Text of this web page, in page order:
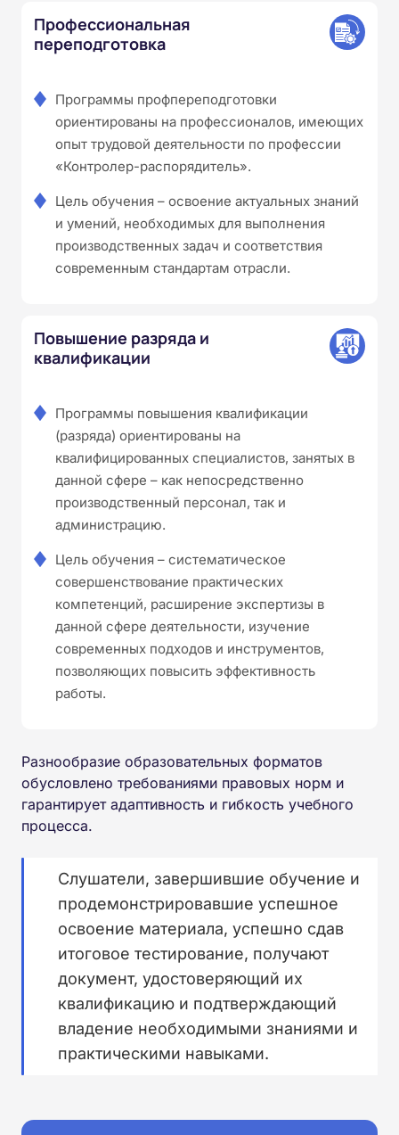
Профессиональная
переподготовка
Программы профпереподготовки
ориентированы на профессионалов, имеющих
опыт трудовой деятельности по профессии
«Контролер-распорядитель».
Цель обучения – освоение актуальных знаний
и умений, необходимых для выполнения
производственных задач и соответствия
современным стандартам отрасли.
Повышение разряда и
квалификации
Программы повышения квалификации
(разряда) ориентированы на
квалифицированных специалистов, занятых в
данной сфере – как непосредственно
производственный персонал, так и
администрацию.
Цель обучения – систематическое
совершенствование практических
компетенций, расширение экспертизы в
данной сфере деятельности, изучение
современных подходов и инструментов,
позволяющих повысить эффективность
работы.
Разнообразие образовательных форматов
обусловлено требованиями правовых норм и
гарантирует адаптивность и гибкость учебного
процесса.
Слушатели, завершившие обучение и
продемонстрировавшие успешное
освоение материала, успешно сдав
итоговое тестирование, получают
документ, удостоверяющий их
квалификацию и подтверждающий
владение необходимыми знаниями и
практическими навыками.